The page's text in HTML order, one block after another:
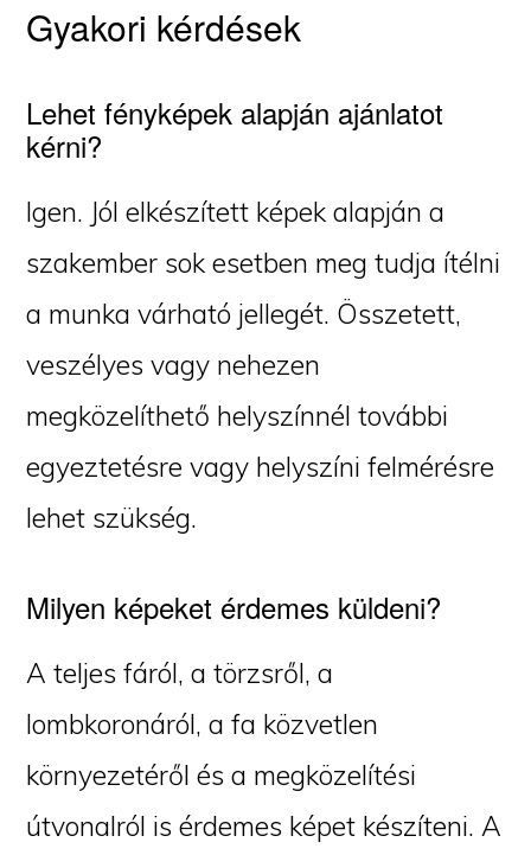
Gyakori kérdések
Lehet fényképek alapján ajánlatot
kérni?
Igen. Jól elkészített képek alapján a
szakember sok esetben meg tudja ítélni
a munka várható jellegét. Összetett,
veszélyes vagy nehezen
megközelíthető helyszínnél további
egyeztetésre vagy helyszíni felmérésre
lehet szükség.
Milyen képeket érdemes küldeni?
A teljes fáról, a törzsről, a
lombkoronáról, a fa közvetlen
környezetéről és a megközelítési
útvonalról is érdemes képet készíteni. A